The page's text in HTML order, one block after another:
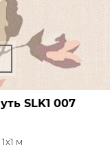
SLK1 007
м